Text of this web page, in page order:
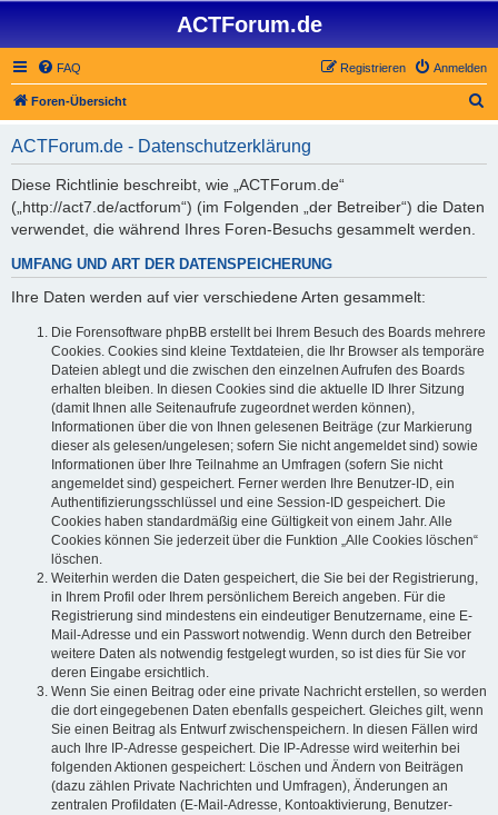
ACTForum.de
FAQ Anmelden
Registrieren
Foren-Übersicht
ACTForum.de - Datenschutzerklärung
Diese Richtlinie beschreibt, wie „ACTForum.de“
(„http://act7.de/actforum“) (im Folgenden „der Betreiber“) die Daten
verwendet, die während Ihres Foren-Besuchs gesammelt werden.
UMFANG UND ART DER DATENSPEICHERUNG
Ihre Daten werden auf vier verschiedene Arten gesammelt:
Die Forensoftware phpBB erstellt bei Ihrem Besuch des Boards mehrere
Cookies. Cookies sind kleine Textdateien, die Ihr Browser als temporäre
Dateien ablegt und die zwischen den einzelnen Aufrufen des Boards
erhalten bleiben. In diesen Cookies sind die aktuelle ID Ihrer Sitzung
(damit Ihnen alle Seitenaufrufe zugeordnet werden können),
Informationen über die von Ihnen gelesenen Beiträge (zur Markierung
dieser als gelesen/ungelesen; sofern Sie nicht angemeldet sind) sowie
Informationen über Ihre Teilnahme an Umfragen (sofern Sie nicht
angemeldet sind) gespeichert. Ferner werden Ihre Benutzer-ID, ein
Authentifizierungsschlüssel und eine Session-ID gespeichert. Die
Cookies haben standardmäßig eine Gültigkeit von einem Jahr. Alle
Cookies können Sie jederzeit über die Funktion „Alle Cookies löschen“
löschen.
Weiterhin werden die Daten gespeichert, die Sie bei der Registrierung,
in Ihrem Profil oder Ihrem persönlichem Bereich angeben. Für die
Registrierung sind mindestens ein eindeutiger Benutzername, eine E-
Mail-Adresse und ein Passwort notwendig. Wenn durch den Betreiber
weitere Daten als notwendig festgelegt wurden, so ist dies für Sie vor
deren Eingabe ersichtlich.
Wenn Sie einen Beitrag oder eine private Nachricht erstellen, so werden
die dort eingegebenen Daten ebenfalls gespeichert. Gleiches gilt, wenn
Sie einen Beitrag als Entwurf zwischenspeichern. In diesen Fällen wird
auch Ihre IP-Adresse gespeichert. Die IP-Adresse wird weiterhin bei
folgenden Aktionen gespeichert: Löschen und Ändern von Beiträgen
(dazu zählen Private Nachrichten und Umfragen), Änderungen an
zentralen Profildaten (E-Mail-Adresse, Kontoaktivierung, Benutzer-